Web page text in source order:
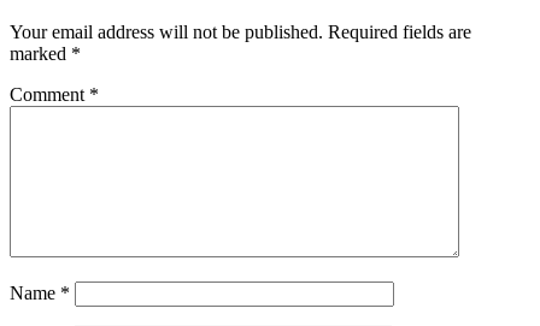
Your email address will not be published. Required fields are
marked *
Comment *
Name *